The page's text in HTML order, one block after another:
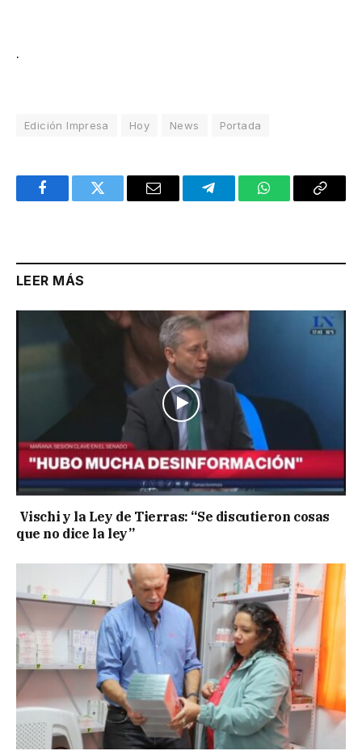
.
Edición Impresa Hoy News Portada
FacebookTwitter Email TelegramWhatsAppCopy
LEER MÁS
Vischi y la Ley de Tierras: “Se discutieron cosas
que no dice la ley”